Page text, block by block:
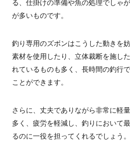
る、仕掛けの準備や魚の処理でしゃ
が多いものです。
釣り専用のズボンはこうした動きを
素材を使用したり、立体裁断を施し
れているものも多く、長時間の釣行
ことができます。
さらに、丈夫でありながら非常に軽
多く、疲労を軽減し、釣りにおいて
るのに一役を担ってくれるでしょう。